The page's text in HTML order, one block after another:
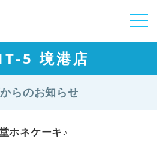
5 境港店
らのお知らせ
ホネケーキ♪